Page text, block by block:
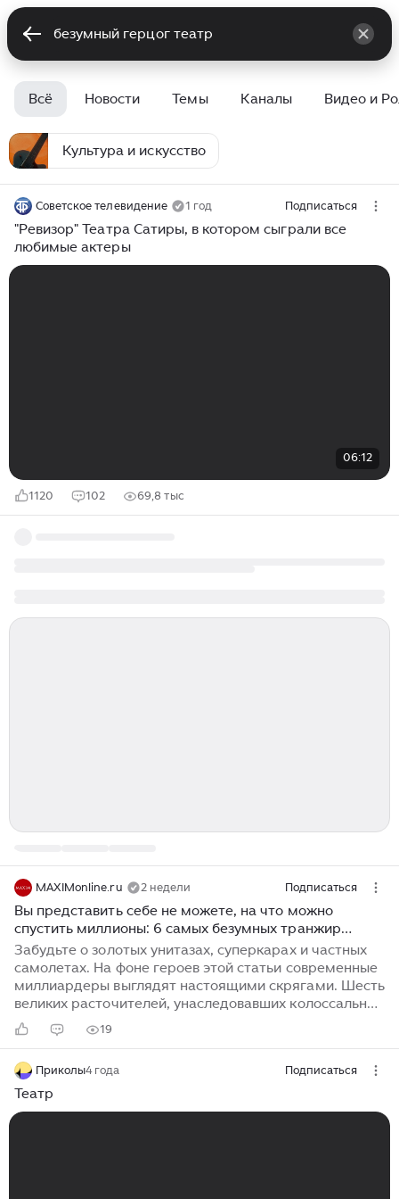
Всё Новости Темы Каналы Видео и
Культура и искусство
Советское телевидение 1 год Подписаться
"Ревизор" Театра Сатиры, в котором сыграли все
любимые актеры
06:12
1120 102 69,8 тыс
MAXIMonline.ru 2 недели Подписаться
Вы представить себе не можете, на что можно
спустить миллионы: 6 самых безумных транжир
прошлого
Забудьте о золотых унитазах, суперкарах и частных
самолетах. На фоне героев этой статьи современные
миллиардеры выглядят настоящими скрягами. Шесть
великих расточителей, унаследовавших колоссальные
состояния и промотавших их на совершенно
невероятные причуды. «Сказочный король» Людвиг II
замков — воплощению романтических опер Рихарда
Вагнера. Дворец Херренхимзее (баварский Версаль)
обошелся в 16 млн марок, изящный Линдерхоф — в
19
Приколы4 года Подписаться
Театр